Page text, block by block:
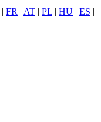
| FR | AT | PL | HU | ES |